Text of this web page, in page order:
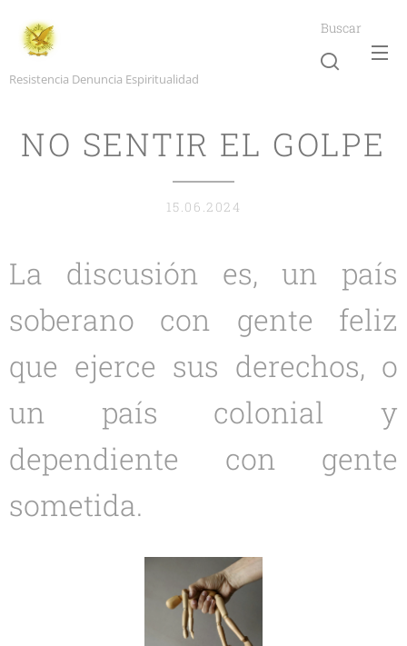
Resistencia Denuncia Espiritualidad
Buscar
NO SENTIR EL GOLPE
15.06.2024
La discusión es, un país
soberano con gente feliz
que ejerce sus derechos, o
un país colonial y
dependiente con gente
sometida.